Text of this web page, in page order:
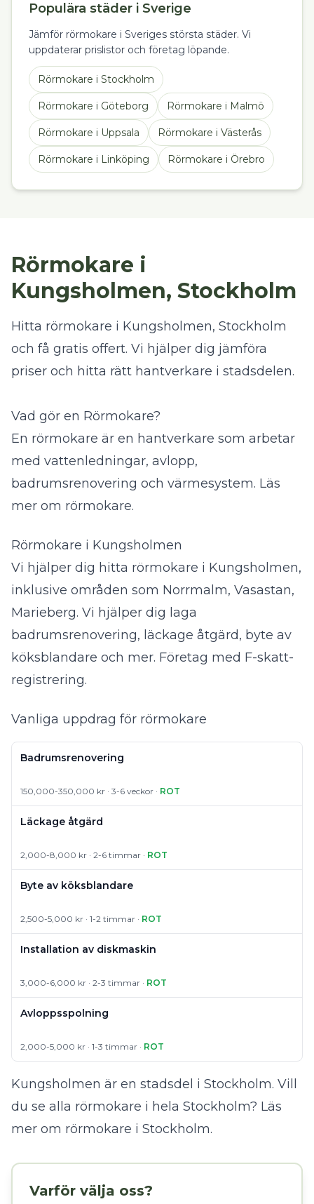
Populära städer i Sverige
Jämför rörmokare i Sveriges största städer. Vi
uppdaterar prislistor och företag löpande.
Rörmokare i Stockholm
Rörmokare i Göteborg Rörmokare i Malmö
Rörmokare i Uppsala Rörmokare i Västerås
Rörmokare i Linköping Rörmokare i Örebro
Rörmokare i
Kungsholmen, Stockholm
Hitta rörmokare i Kungsholmen, Stockholm
och få gratis offert. Vi hjälper dig jämföra
priser och hitta rätt hantverkare i stadsdelen.
Vad gör en Rörmokare?
En rörmokare är en hantverkare som arbetar
med vattenledningar, avlopp,
badrumsrenovering och värmesystem. Läs
mer om rörmokare.
Rörmokare i Kungsholmen
Vi hjälper dig hitta rörmokare i Kungsholmen,
inklusive områden som Norrmalm, Vasastan,
Marieberg. Vi hjälper dig laga
badrumsrenovering, läckage åtgärd, byte av
köksblandare och mer. Företag med F-skatt-
registrering.
Vanliga uppdrag för rörmokare
Badrumsrenovering
150,000-350,000 kr · 3-6 veckor · ROT
Läckage åtgärd
2,000-8,000 kr · 2-6 timmar · ROT
Byte av köksblandare
2,500-5,000 kr · 1-2 timmar · ROT
Installation av diskmaskin
3,000-6,000 kr · 2-3 timmar · ROT
Avloppsspolning
2,000-5,000 kr · 1-3 timmar · ROT
Kungsholmen är en stadsdel i Stockholm. Vill
du se alla rörmokare i hela Stockholm? Läs
mer om rörmokare i Stockholm.
Varför välja oss?